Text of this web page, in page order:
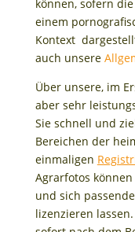
können, sofern
einem
Kontext
auch unsere
Über unsere, im
aber sehr
Sie schnell und
Bereichen der
einmaligen
Agrarfotos
und sich
lizenzieren